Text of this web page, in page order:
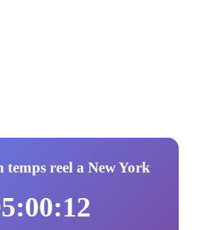
temps reel a New York